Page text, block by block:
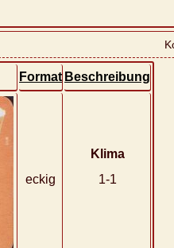
Format Beschreibung
eckig
Klima
1-1